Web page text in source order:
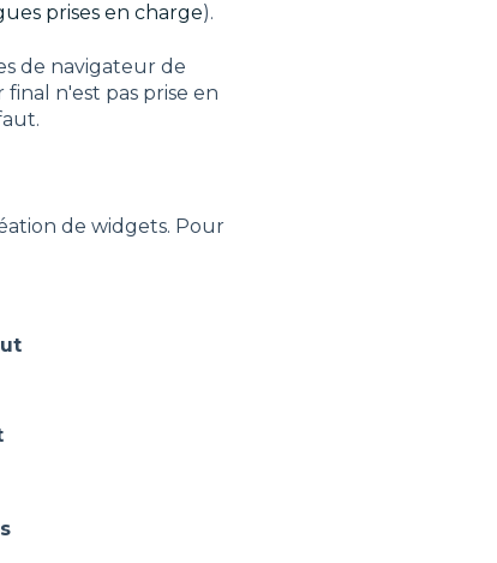
prises en charge).
de navigateur de
n'est pas prise en
de widgets. Pour